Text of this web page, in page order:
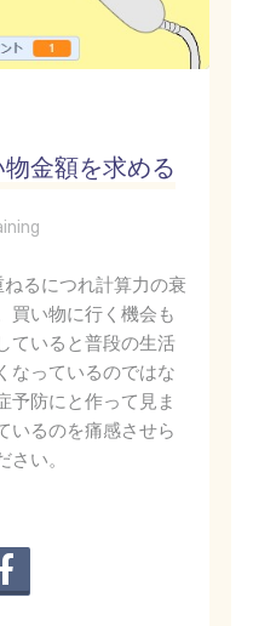
金額を求める
るにつれ計算力の衰
買い物に行く機会も
ていると普段の生活
なっているのではな
予防にと作って見ま
いるのを痛感させら
い。